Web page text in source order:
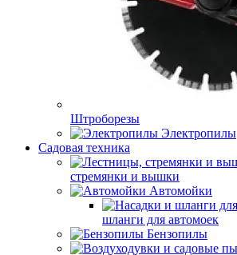
Штроборезы
Электропилы
Садовая техника
стремянки и вышки
Автомойки
шланги для автомоек
Бензопилы